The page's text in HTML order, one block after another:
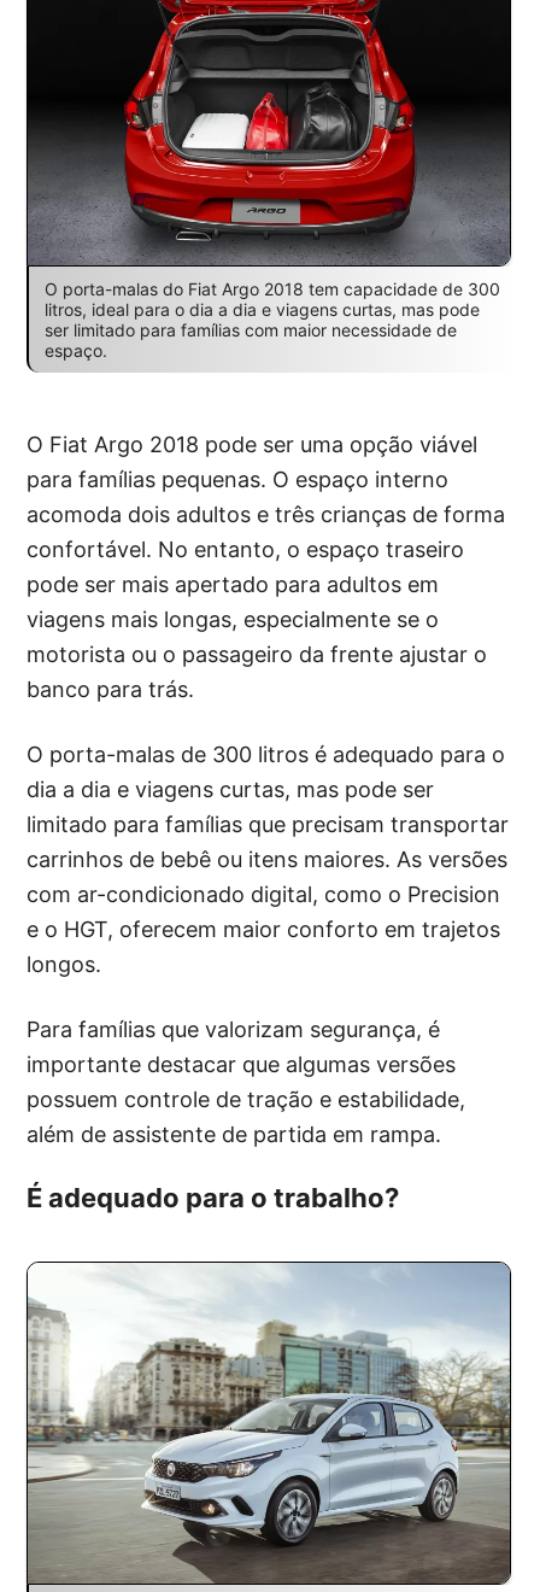
O porta-malas do Fiat Argo 2018 tem capacidade de 300
litros, ideal para o dia a dia e viagens curtas, mas pode
ser limitado para famílias com maior necessidade de
espaço.
O Fiat Argo 2018 pode ser uma opção viável
para famílias pequenas. O espaço interno
acomoda dois adultos e três crianças de forma
confortável. No entanto, o espaço traseiro
pode ser mais apertado para adultos em
viagens mais longas, especialmente se o
motorista ou o passageiro da frente ajustar o
banco para trás.
O porta-malas de 300 litros é adequado para o
dia a dia e viagens curtas, mas pode ser
limitado para famílias que precisam transportar
carrinhos de bebê ou itens maiores. As versões
com ar-condicionado digital, como o Precision
e o HGT, oferecem maior conforto em trajetos
longos.
Para famílias que valorizam segurança, é
importante destacar que algumas versões
possuem controle de tração e estabilidade,
além de assistente de partida em rampa.
É adequado para o trabalho?